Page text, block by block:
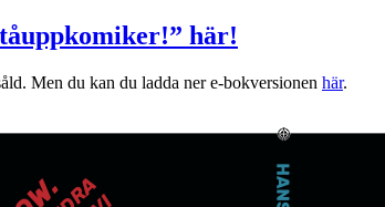
här!
Men du kan du ladda ner e-bokversionen här.